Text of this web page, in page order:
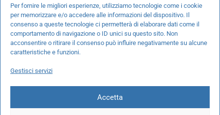
Per fornire le migliori esperienze, utilizziamo tecnologie come i cookie
per memorizzare e/o accedere alle informazioni del dispositivo. Il
consenso a queste tecnologie ci permetterà di elaborare dati come il
comportamento di navigazione o ID unici su questo sito. Non
acconsentire o ritirare il consenso può influire negativamente su alcune
caratteristiche e funzioni.
Gestisci servizi
Accetta
Chi siamo
Progetti speciali
Richiedi un libro
Spedizioni
Cookie Policy